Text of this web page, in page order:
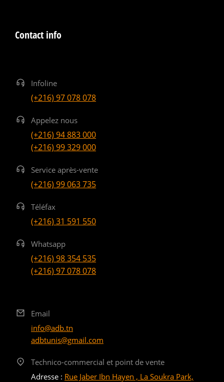
Contact info
Infoline
(+216) 97 078 078
Appelez nous
(+216) 94 883 000
(+216) 99 329 000
Service après-vente
(+216) 99 063 735
Téléfax
(+216) 31 591 550
Whatsapp
(+216) 98 354 535
(+216) 97 078 078
Email
info@adb.tn
adbtunis@gmail.com
Technico-commercial et point de vente
Adresse : Rue Jaber Ibn Hayen , La Soukra Park,